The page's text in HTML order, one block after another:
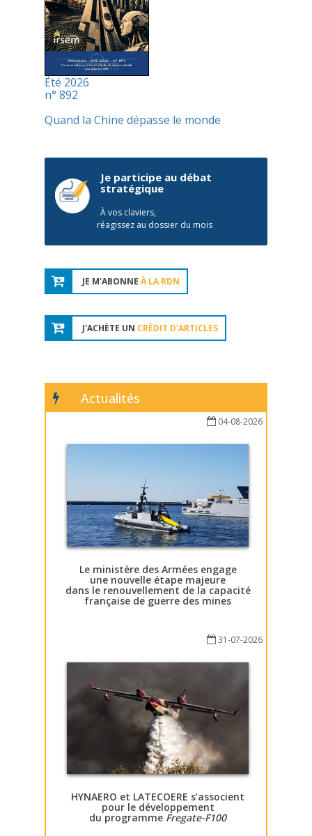
Été 2026
n° 892
Quand la Chine dépasse le monde
Je participe au débat
stratégique
À vos claviers,
réagissez au dossier du mois
JE M'ABONNE À LA RDN
J'ACHÈTE UN CRÉDIT D'ARTICLES
Actualités
04-08-2026
Le ministère des Armées engage
une nouvelle étape majeure
dans le renouvellement de la capacité
française de guerre des mines
31-07-2026
HYNAERO et LATECOERE s’associent
pour le développement
du programme Fregate-F100